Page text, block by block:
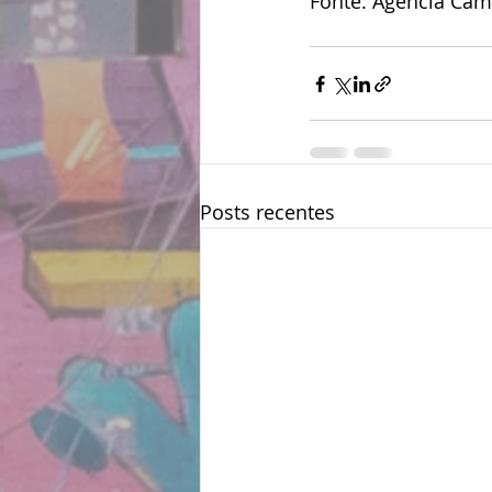
Posts recentes